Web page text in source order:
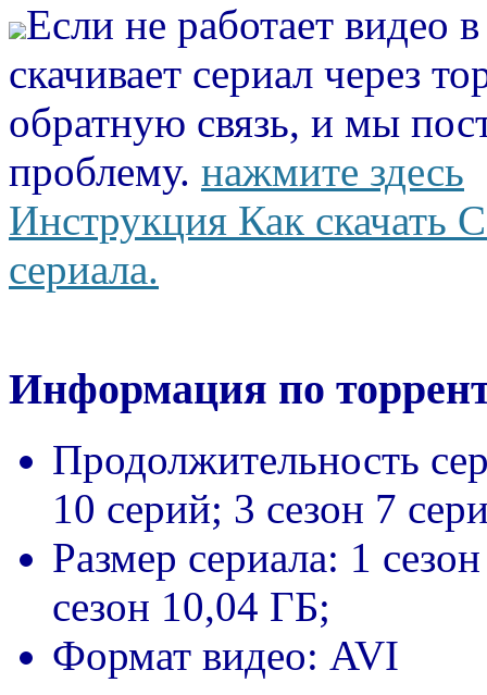
Если не работает видео
скачивает сериал через
обратную связь, и мы
проблему. нажмите здесь
Инструкция Как скачать
сериала.
Информация по
Продолжительность
10 серий; 3 сезон 7
Размер сериала: 1
сезон 10,04 ГБ;
Формат видео: AVI